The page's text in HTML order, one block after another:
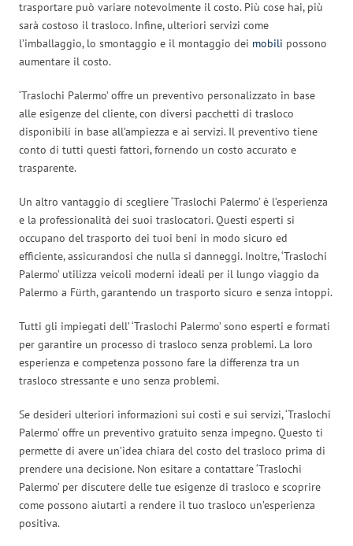
trasportare può variare notevolmente il costo. Più cose hai, più
sarà costoso il trasloco. Infine, ulteriori servizi come
l’imballaggio, lo smontaggio e il montaggio dei mobili possono
aumentare il costo.
‘Traslochi Palermo’ offre un preventivo personalizzato in base
alle esigenze del cliente, con diversi pacchetti di trasloco
disponibili in base all’ampiezza e ai servizi. Il preventivo tiene
conto di tutti questi fattori, fornendo un costo accurato e
trasparente.
Un altro vantaggio di scegliere ‘Traslochi Palermo’ è l’esperienza
e la professionalità dei suoi traslocatori. Questi esperti si
occupano del trasporto dei tuoi beni in modo sicuro ed
efficiente, assicurandosi che nulla si danneggi. Inoltre, ‘Traslochi
Palermo’ utilizza veicoli moderni ideali per il lungo viaggio da
Palermo a Fürth, garantendo un trasporto sicuro e senza intoppi.
Tutti gli impiegati dell’ ‘Traslochi Palermo’ sono esperti e formati
per garantire un processo di trasloco senza problemi. La loro
esperienza e competenza possono fare la differenza tra un
trasloco stressante e uno senza problemi.
Se desideri ulteriori informazioni sui costi e sui servizi, ‘Traslochi
Palermo’ offre un preventivo gratuito senza impegno. Questo ti
permette di avere un’idea chiara del costo del trasloco prima di
prendere una decisione. Non esitare a contattare ‘Traslochi
Palermo’ per discutere delle tue esigenze di trasloco e scoprire
come possono aiutarti a rendere il tuo trasloco un’esperienza
positiva.